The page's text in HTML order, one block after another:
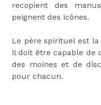
recopient des
peignent des icônes.
Le père spirituel est
il doit être capable de
des moines et de
pour chacun.